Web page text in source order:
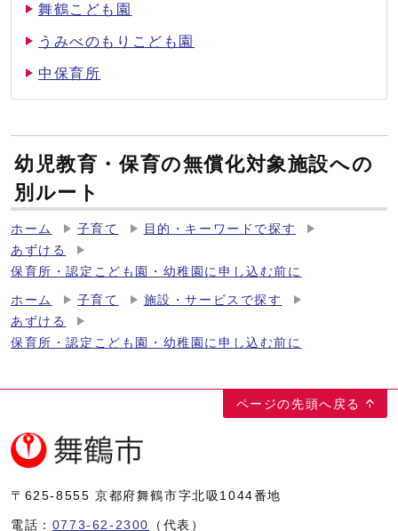
舞鶴こども園
うみべのもりこども園
中保育所
幼児教育・保育の無償化対象施設への
別ルート
ホーム 子育て
目的・キーワードで探す
あずける
保育所・認定こども園・幼稚園に申し込む前に
ホーム 子育て
施設・サービスで探す
あずける
保育所・認定こども園・幼稚園に申し込む前に
ページの先頭へ戻る
〒625-8555 京都府舞鶴市字北吸1044番地
電話： 0773-62-2300 （代表）